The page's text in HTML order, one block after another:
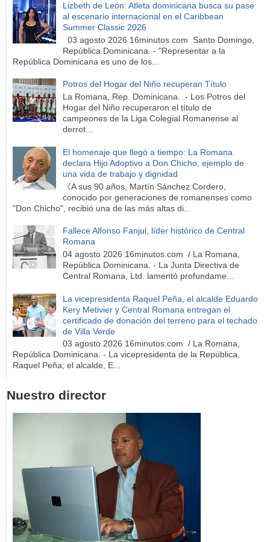
Lizbeth de León: Atleta dominicana busca su pase
al escenario internacional en el Caribbean
Summer Classic 2026
03 agosto 2026 16minutos.com Santo Domingo,
República Dominicana. - "Representar a la
República Dominicana es uno de los...
Potros del Hogar del Niño recuperan Título
La Romana, Rep. Dominicana. .- Los Potros del
Hogar del Niño recuperaron el título de
campeones de la Liga Colegial Romanense al
derrot...
El homenaje que llegó a tiempo: La Romana
declara Hijo Adoptivo a Don Chicho, ejemplo de
una vida de trabajo y dignidad
《A sus 90 años, Martín Sánchez Cordero,
conocido por generaciones de romanenses como
"Don Chicho", recibió una de las más altas di...
Fallece Alfonso Fanjul, líder histórico de Central
Romana
04 agosto 2026 16minutos.com / La Romana,
República Dominicana. - La Junta Directiva de
Central Romana, Ltd. lamentó profundame...
La vicepresidenta Raquel Peña, el alcalde Eduardo
Kery Metivier y Central Romana entregan el
certificado de donación del terreno para el techado
de Villa Verde
03 agosto 2026 16minutos.com / La Romana,
República Dominicana. - La vicepresidenta de la República,
Raquel Peña; el alcalde, E...
Nuestro director